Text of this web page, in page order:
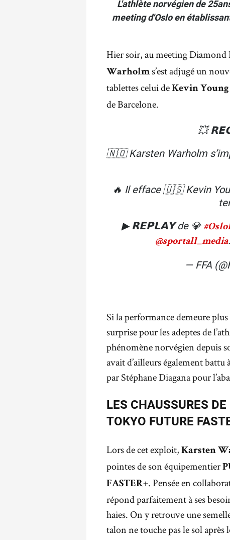
L'athlète norvégien de
meeting d'Oslo en
Hier soir, au meeting Diamond
Warholm s’est adjugé un
tablettes celui de Kevin Young
de Barcelone.
💥
🇳🇴 Karsten Warholm
🔥 Il efface 🇺🇸 Kevin
▶ 𝗥𝗘𝗣𝗟𝗔𝗬 de 💎
@sportall_media.
— FFA
Si la performance demeure
surprise pour les adeptes de
phénomène norvégien depuis
avait d’ailleurs également battu
par Stéphane Diagana pour
LES CHAUSSURES
TOKYO FUTURE
Lors de cet exploit, Karsten
pointes de son équipementier
FASTER+. Pensée en
répond parfaitement à ses
haies. On y retrouve une
talon ne touche pas le sol